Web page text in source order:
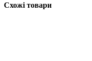
Схожі товари